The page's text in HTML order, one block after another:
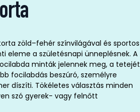
zöld–fehér színvilágával és sportos
eleme a születésnapi ünneplésnek. A
minták jelennek meg, a tetejét
focilabdás beszúró, személyre
díszíti. Tökéletes választás minden
szó gyerek- vagy felnőtt